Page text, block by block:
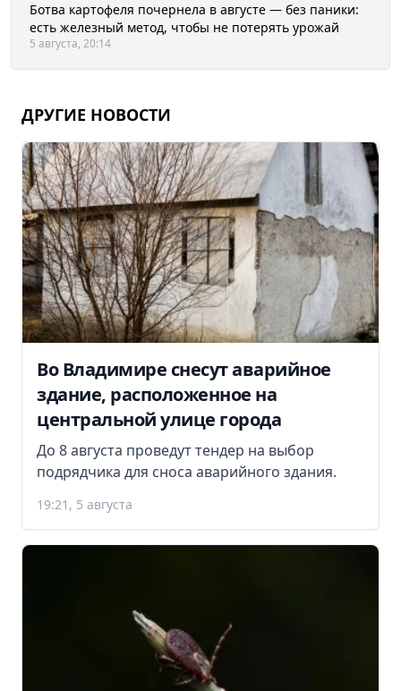
Ботва картофеля почернела в августе — без паники:
есть железный метод, чтобы не потерять урожай
5 августа, 20:14
ДРУГИЕ НОВОСТИ
Во Владимире снесут аварийное
здание, расположенное на
центральной улице города
До 8 августа проведут тендер на выбор
подрядчика для сноса аварийного здания.
19:21, 5 августа